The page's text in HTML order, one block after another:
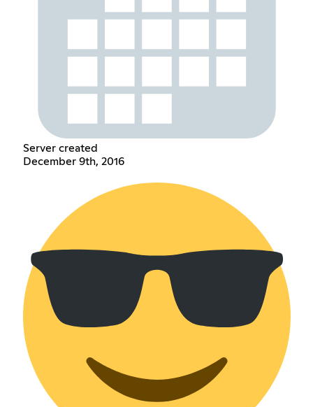
Server created
December 9th, 2016